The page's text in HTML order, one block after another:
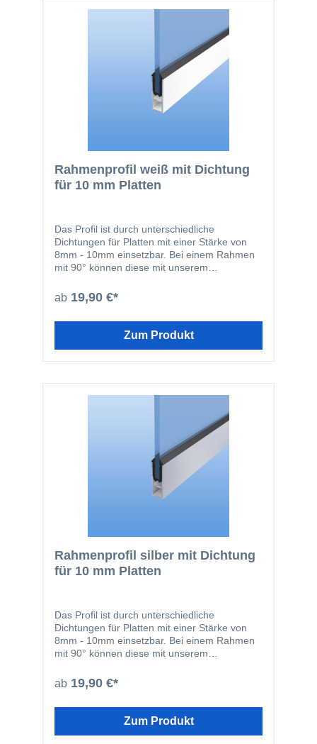
Rahmenprofil weiß mit Dichtung
für 10 mm Platten
Das Profil ist durch unterschiedliche
Dichtungen für Platten mit einer Stärke von
8mm - 10mm einsetzbar. Bei einem Rahmen
mit 90° können diese mit unserem
ab 19,90 €*
Zum Produkt
Rahmenprofil silber mit Dichtung
für 10 mm Platten
Das Profil ist durch unterschiedliche
Dichtungen für Platten mit einer Stärke von
8mm - 10mm einsetzbar. Bei einem Rahmen
mit 90° können diese mit unserem
ab 19,90 €*
Zum Produkt